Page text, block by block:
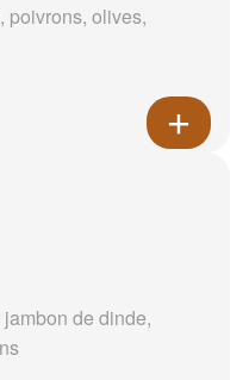
poivrons, olives,
de dinde,